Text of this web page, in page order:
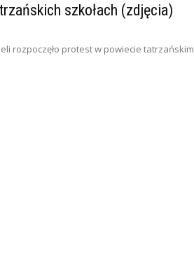
szkołach (zdjęcia)
rozpoczęło protest w powiecie tatrzańskim